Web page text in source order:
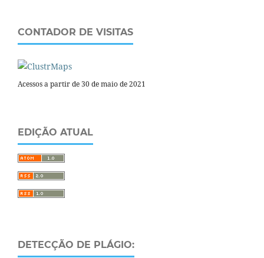
CONTADOR DE VISITAS
Acessos a partir de 30 de maio de 2021
EDIÇÃO ATUAL
DETECÇÃO DE PLÁGIO: